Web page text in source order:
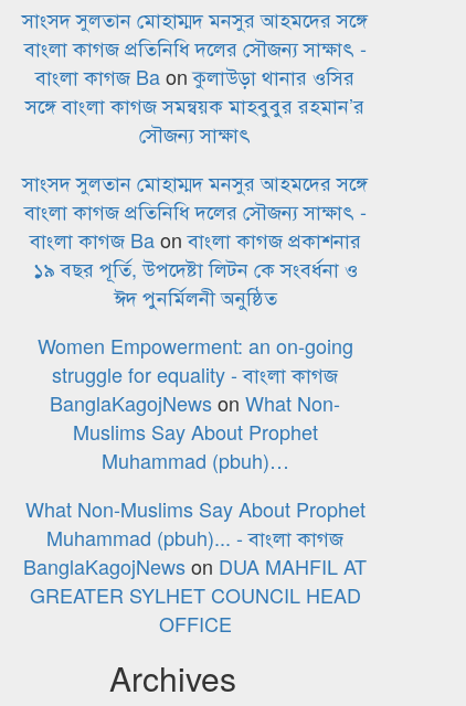
সাংসদ সুলতান মোহাম্মদ মনসুর আহমদের সঙ্গে
বাংলা কাগজ প্রতিনিধি দলের সৌজন্য সাক্ষাৎ -
বাংলা কাগজ Baonকুলাউড়া থানার ওসির
সঙ্গে বাংলা কাগজ সমন্বয়ক মাহবুবুর রহমান’র
সৌজন্য সাক্ষাৎ
সাংসদ সুলতান মোহাম্মদ মনসুর আহমদের সঙ্গে
বাংলা কাগজ প্রতিনিধি দলের সৌজন্য সাক্ষাৎ -
বাংলা কাগজ Baonবাংলা কাগজ প্রকাশনার
১৯ বছর পূর্তি, উপদেষ্টা লিটন কে সংবর্ধনা ও
ঈদ পুনর্মিলনী অনুষ্ঠিত
Women Empowerment: an on-going
struggle for equality - বাংলা কাগজ
BanglaKagojNewsonWhat Non-
Muslims Say About Prophet
Muhammad (pbuh)…
What Non-Muslims Say About Prophet
Muhammad (pbuh)... - বাংলা কাগজ
BanglaKagojNewson DUA MAHFIL AT
GREATER SYLHET COUNCIL HEAD
OFFICE
Archives